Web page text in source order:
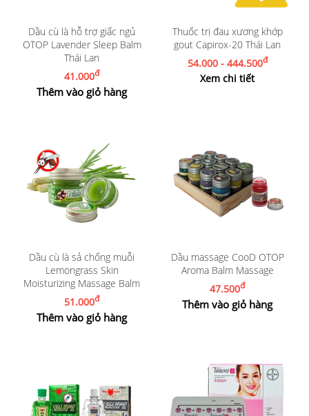
Dầu cù là hỗ trợ giấc ngủ
OTOP Lavender Sleep Balm
Thái Lan
41.000đ
Thêm vào giỏ hàng
Thuốc trị đau xương khớp
gout Capirox-20 Thái Lan
54.000 - 444.500đ
Xem chi tiết
Dầu cù là sả chống muỗi
Lemongrass Skin
Moisturizing Massage Balm
51.000đ
Thêm vào giỏ hàng
Dầu massage CooD OTOP
Aroma Balm Massage
47.500đ
Thêm vào giỏ hàng